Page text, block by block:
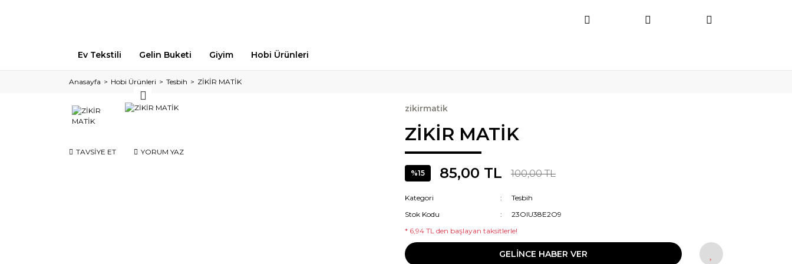
Ev Tekstili Gelin Buketi Giyim Hobi Ürünleri
Anasayfa Hobi Ürünleri Tesbih ZİKİR MATİK
TAVSİYE ET YORUM YAZ
zikirmatik
ZİKİR MATİK
%15 85,00 TL 100,00 TL
Kategori
Tesbih
Stok Kodu
23OIU38E2O9
* 6,94 TL den başlayan taksitlerle!
GELİNCE HABER VER